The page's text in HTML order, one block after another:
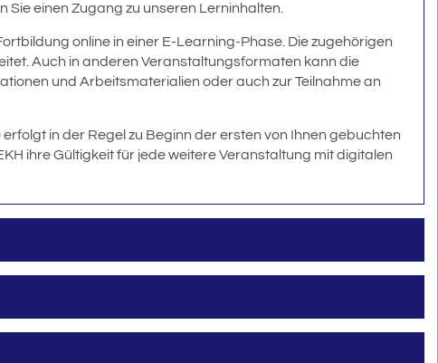
einen Zugang zu unseren Lerninhalten.
online in einer E-Learning-Phase. Die zugehörigen
Auch in anderen Veranstaltungsformaten kann die
und Arbeitsmaterialien oder auch zur Teilnahme an
in der Regel zu Beginn der ersten von Ihnen gebuchten
ihre Gültigkeit für jede weitere Veranstaltung mit digitalen